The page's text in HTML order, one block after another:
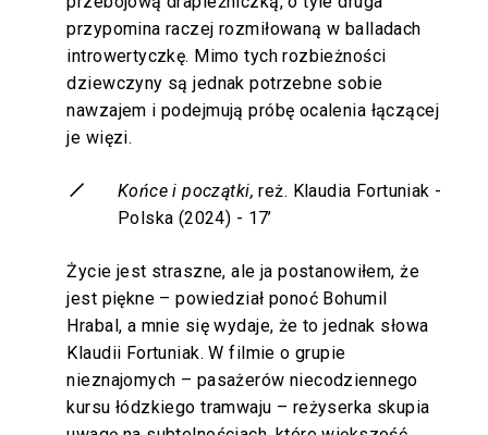
przypomina raczej rozmiłowaną w balladach
introwertyczkę. Mimo tych rozbieżności
dziewczyny są jednak potrzebne sobie
nawzajem i podejmują próbę ocalenia łączącej
je więzi.
Końce i początki,reż. Klaudia Fortuniak -
Polska (2024) - 17’
Życie jest straszne, ale ja postanowiłem, że
jest piękne – powiedział ponoć Bohumil
Hrabal, a mnie się wydaje, że to jednak słowa
Klaudii Fortuniak. W filmie o grupie
nieznajomych – pasażerów niecodziennego
kursu łódzkiego tramwaju – reżyserka skupia